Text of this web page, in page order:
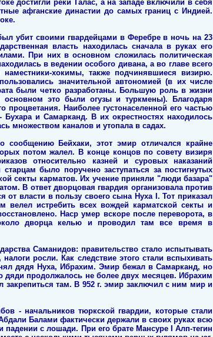
достигли реки Талас, а на западе включили в себя
афганские династии до самых границ с Индией.
убит своими гвардейцами в Феребре в ночь на 23
власть находилась сначала в руках его
При них в основном сложилась политическая
в ведении особого дивана, а во главе всего
хокимы, также подчинявшиеся визирю.
значительной автономией (в их числе
были четко разработаны. Большую роль в жизни
основном это были огузы и туркмены). Благодаря
Наиболее густонаселенной его частью
и Самарканд. В их окрестностях находилось
множеством каналов и утопала в садах.
Бейхаки, этот эмир отличался крайне
потом жалел. В конце концов по совету визиря
относительно казней и суровых наказаний
было поручено заступаться за постигнутых
секты карматов. Их учение приняли "люди базара"
В ответ дворцовая гвардия организовала против
от власти в пользу своего сына Нуха I. Тот приказал
велел истребить всех вождей карматской секты и
Наср умер вскоре после переворота, в
дворца келью и проводил там все время в
Саманидов: правительство стало испытывать
росли. Как следствие этого стали вспыхивать
дядя Нуха, Ибрахим. Эмир бежал в Самарканд, но
дяди продолжалось не более двух месяцев. Ибрахим
там. В 952 г. эмир заключил с ним мир и
- начальников тюркской гвардии, которые стали
Балами фактически держали в своих руках всю
с лошади. При его брате Мансуре I Алп-тегин